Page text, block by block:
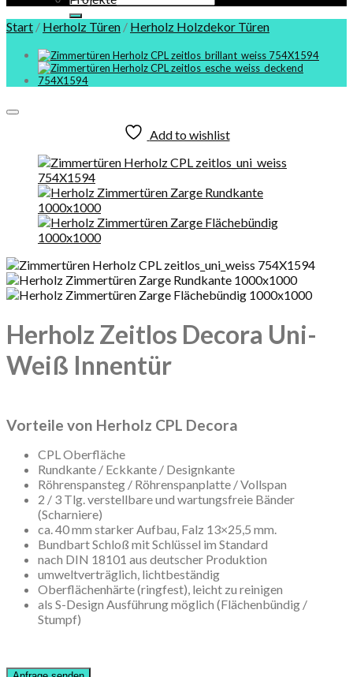
nach:
Start / Herholz Türen / Herholz Holzdekor Türen
Add to wishlist
Herholz Zeitlos Decora Uni-
Weiß Innentür
Vorteile von Herholz CPL Decora
CPL Oberfläche
Rundkante / Eckkante / Designkante
Röhrenspansteg / Röhrenspanplatte / Vollspan
2 / 3 Tlg. verstellbare und wartungsfreie Bänder
(Scharniere)
ca. 40 mm starker Aufbau, Falz 13×25,5 mm.
Bundbart Schloß mit Schlüssel im Standard
nach DIN 18101 aus deutscher Produktion
umweltverträglich, lichtbeständig
Oberflächenhärte (ringfest), leicht zu reinigen
als S-Design Ausführung möglich (Flächenbündig /
Stumpf)